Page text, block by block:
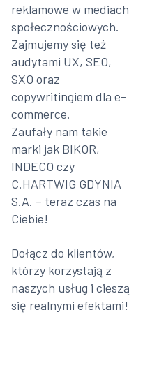
reklamowe w mediach
społecznościowych.
Zajmujemy się też
audytami UX, SEO,
SXO oraz
copywritingiem dla e-
commerce.
Zaufały nam takie
marki jak BIKOR,
INDECO czy
C.HARTWIG GDYNIA
S.A. – teraz czas na
Ciebie!
Dołącz do klientów,
którzy korzystają z
naszych usług i cieszą
się realnymi efektami!